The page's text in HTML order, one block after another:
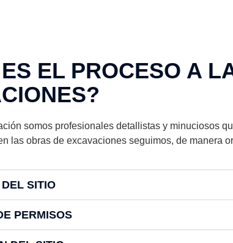
EL PROCESO A
somos profesionales detallistas y minuciosos
las obras de excavaciones seguimos, de manera
SITIO
PERMISOS